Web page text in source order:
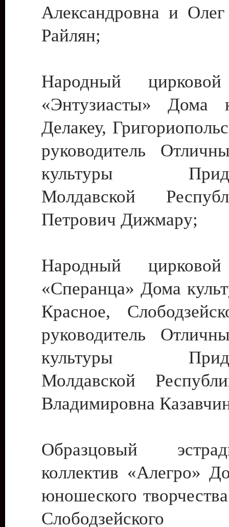
Александровна и
Райлян;
Народный цирковой
«Энтузиасты» Дома
Делакеу,
руководитель
культуры
Молдавской
Петрович Дижмару;
Народный цирковой
«Сперанца» Дома
Красное,
руководитель
культуры
Молдавской
Владимировна
Образцовый
коллектив «Алегро»
юношеского